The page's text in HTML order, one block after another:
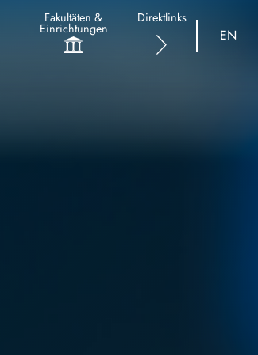
Fakultäten &
Einrichtungen
Direktlinks
EN